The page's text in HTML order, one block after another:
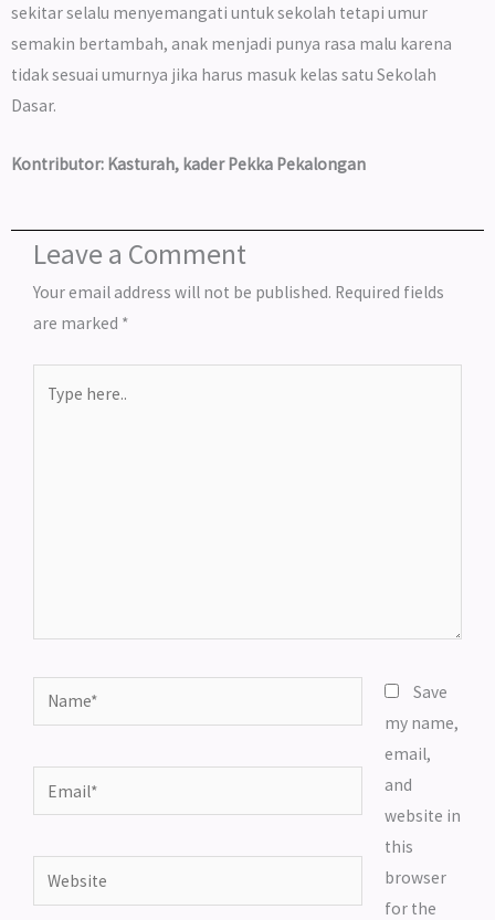
sekitar selalu menyemangati untuk sekolah tetapi umur
semakin bertambah, anak menjadi punya rasa malu karena
tidak sesuai umurnya jika harus masuk kelas satu Sekolah
Dasar.
Kontributor: Kasturah, kader Pekka Pekalongan
Leave a Comment
Your email address will not be published. Required fields
are marked *
here..
Name*
Email*
Website
Save
my name,
email,
and
website in
this
browser
for the